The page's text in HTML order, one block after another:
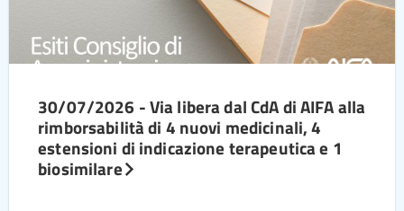
30/07/2026 - Via libera dal CdA di AIFA alla
rimborsabilità di 4 nuovi medicinali, 4
estensioni di indicazione terapeutica e 1
biosimilare